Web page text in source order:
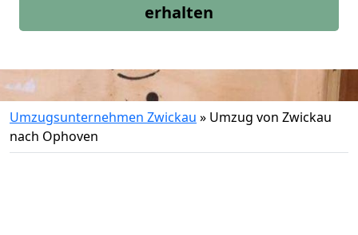
erhalten
Umzugsunternehmen Zwickau » Umzug von Zwickau
nach Ophoven